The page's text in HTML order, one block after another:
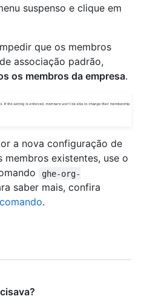
suspenso e clique em
que os membros
associação padrão,
os membros da empresa.
a nova configuração de
existentes, use o
ghe-org-
saber mais, confira
.